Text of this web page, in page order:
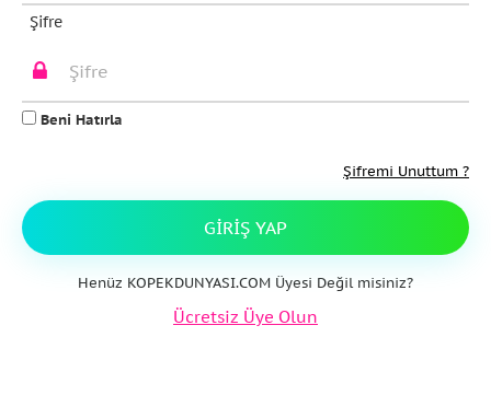
Şifre
Beni Hatırla
Şifremi Unuttum ?
GIRIŞ YAP
Henüz KOPEKDUNYASI.COM Üyesi Değil misiniz?
Ücretsiz Üye Olun